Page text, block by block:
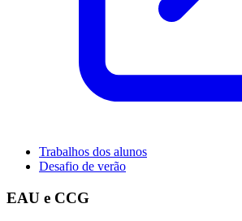
Trabalhos dos alunos
Desafio de verão
EAU e CCG